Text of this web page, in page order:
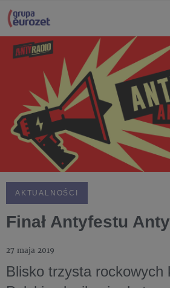
AKTUALNOŚCI
Finał Antyfestu
27 maja 2019
Blisko trzysta rockowych